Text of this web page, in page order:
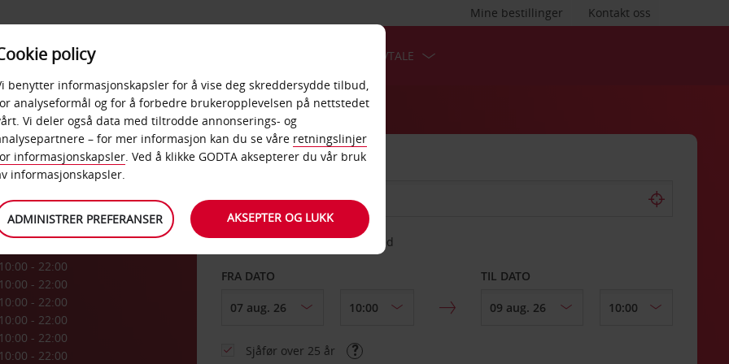
Kontakt oss
Mine bestillinger
PRODUKTER BEDRIFTSAVTALE
10:00 - 22:00
10:00 - 22:00
10:00 - 22:00
10:00 - 22:00
10:00 - 22:00
10:00 - 22:00
HENT FRA
Velg et annet leveringssted
FRA DATO TIL DATO
Sjåfør over 25 år
policy
benytter informasjonskapsler for å vise deg skreddersydde tilbud,
analyseformål og for å forbedre brukeropplevelsen på nettstedet
Vi deler også data med tiltrodde annonserings- og
– for mer informasjon kan du se våre retningslinjer
informasjonskapsler. Ved å klikke GODTA aksepterer du vår bruk
informasjonskapsler.
ADMINISTRER PREFERANSER AKSEPTER OG LUKK